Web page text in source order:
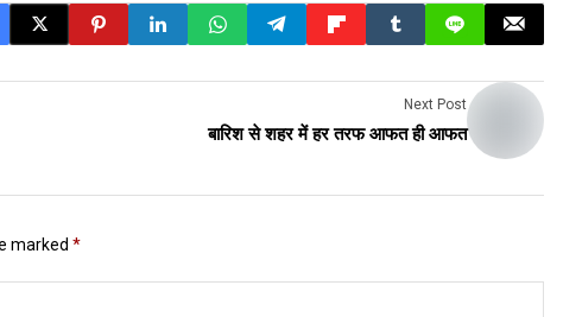
Next Post
बारिश से शहर में हर तरफ आफत ही आफत
marked *